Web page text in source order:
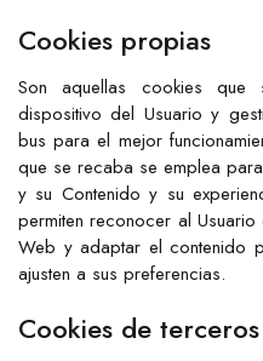
Cookies propias
Son aquellas cookies
dispositivo del Usuario y
bus para el mejor
que se recaba se emplea
y su Contenido y su
permiten reconocer al
Web y adaptar el contenido
ajusten a sus preferencias.
Cookies de terceros